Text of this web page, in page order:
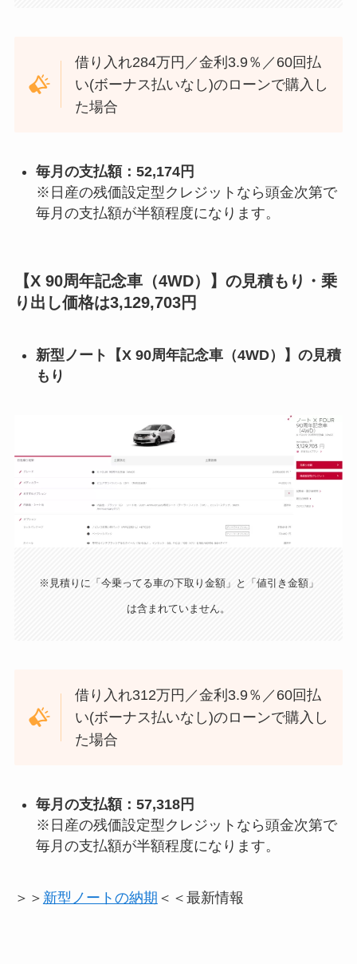
借り入れ284万円／金利3.9％／60回払
い(ボーナス払いなし)のローンで購入し
た場合
毎月の支払額：52,174円
※日産の残価設定型クレジットなら頭金次第で
毎月の支払額が半額程度になります。
【X 90周年記念車（4WD）】の見積もり・乗
り出し価格は3,129,703円
新型ノート【X 90周年記念車（4WD）
】の見積
もり
※見積りに「今乗ってる車の下取り金額」と「値引き金額」
は含まれていません。
借り入れ312万円／金利3.9％／60回払
い(ボーナス払いなし)のローンで購入し
た場合
毎月の支払額：57,318円
※日産の残価設定型クレジットなら頭金次第で
毎月の支払額が半額程度になります。
＞＞ 新型ノートの納期 ＜＜最新情報